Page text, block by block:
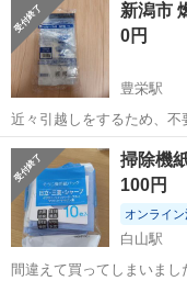
新潟市
0円
豊栄駅
近々引越しをするため、不
る方を優先にお譲りします。 封があいていますが、1枚しか使
ないため9枚程残っていま
新潟 新潟市 豊栄
掃除機
100円
オンライ
白山駅
間違えて買ってしまいまし